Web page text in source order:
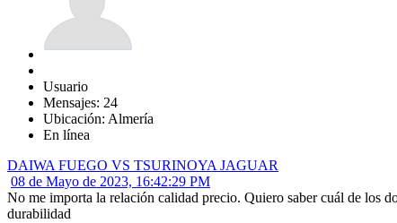
Usuario
Mensajes: 24
Ubicación: Almería
En línea
DAIWA FUEGO VS TSURINOYA JAGUAR
08 de Mayo de 2023, 16:42:29 PM
No me importa la relación calidad precio. Quiero saber cuál de los
durabilidad